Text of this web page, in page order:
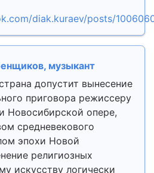
diak.kuraev/posts/
музыкант
допустит вынесение
приговора режиссеру
Новосибирской опере,
средневекового
эпохи Новой
религиозных
искусству логически